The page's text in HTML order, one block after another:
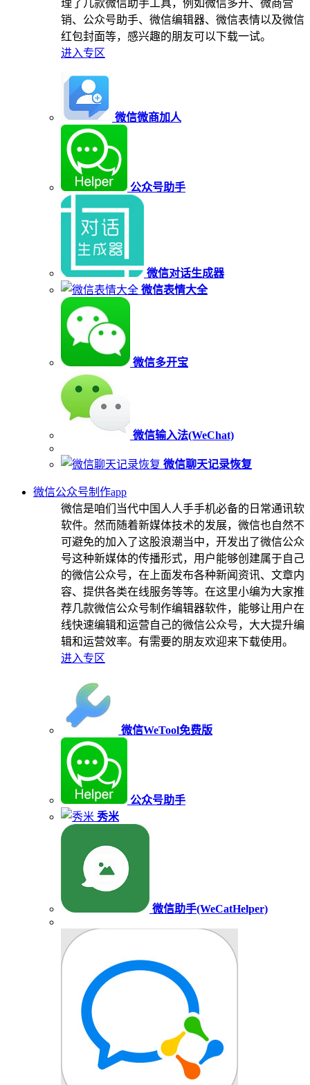
理了几款微信助手工具，例如微信多开、微商营
销、公众号助手、微信编辑器、微信表情以及微信
红包封面等，感兴趣的朋友可以下载一试。
进入专区
微信微商加人
公众号助手
微信对话生成器
微信表情大全
微信多开宝
微信输入法(WeChat)
微信聊天记录恢复
微信公众号制作app
微信是咱们当代中国人人手手机必备的日常通讯软
软件。然而随着新媒体技术的发展，微信也自然不
可避免的加入了这股浪潮当中，开发出了微信公众
号这种新媒体的传播形式，用户能够创建属于自己
的微信公众号，在上面发布各种新闻资讯、文章内
容、提供各类在线服务等等。在这里小编为大家推
荐几款微信公众号制作编辑器软件，能够让用户在
线快速编辑和运营自己的微信公众号，大大提升编
辑和运营效率。有需要的朋友欢迎来下载使用。
进入专区
微信WeTool免费版
公众号助手
秀米
微信助手(WeCatHelper)